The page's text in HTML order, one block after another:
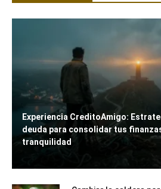
Experiencia CreditoAmigo:
deuda para consolidar tus
tranquilidad